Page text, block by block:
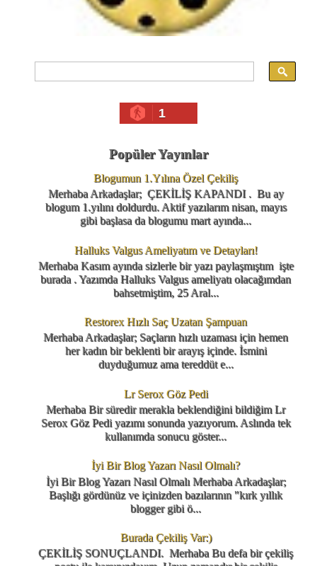
1
Popüler Yayınlar
Blogumun 1.Yılına Özel Çekiliş
Merhaba Arkadaşlar; ÇEKİLİŞ KAPANDI . Bu ay
blogum 1.yılını doldurdu. Aktif yazılarım nisan, mayıs
gibi başlasa da blogumu mart ayında...
Halluks Valgus Ameliyatım ve Detayları!
Merhaba Kasım ayında sizlerle bir yazı paylaşmıştım işte
burada . Yazımda Halluks Valgus ameliyatı olacağımdan
bahsetmiştim, 25 Aral...
Restorex Hızlı Saç Uzatan Şampuan
Merhaba Arkadaşlar; Saçların hızlı uzaması için hemen
her kadın bir beklenti bir arayış içinde. İsmini
duyduğumuz ama tereddüt e...
Lr Serox Göz Pedi
Merhaba Bir süredir merakla beklendiğini bildiğim Lr
Serox Göz Pedi yazımı sonunda yazıyorum. Aslında tek
kullanımda sonucu göster...
İyi Bir Blog Yazarı Nasıl Olmalı?
İyi Bir Blog Yazarı Nasıl Olmalı Merhaba Arkadaşlar;
Başlığı gördünüz ve içinizden bazılarının "kırk yıllık
blogger gibi ö...
Burada Çekiliş Var:)
ÇEKİLİŞ SONUÇLANDI. Merhaba Bu defa bir çekiliş